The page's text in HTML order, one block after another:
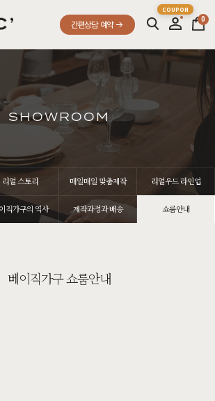
간편상담 예약
0
SHOWROOM
리얼 스토리 매일매일 맞춤제작 리얼우드 라인업
직가구의 역사 제작과정과 배송 쇼룸안내
베이직가구 쇼룸안내